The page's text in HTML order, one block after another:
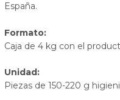
España.
Formato:
Caja de 4 kg con el
Unidad:
Piezas de 150-220 g